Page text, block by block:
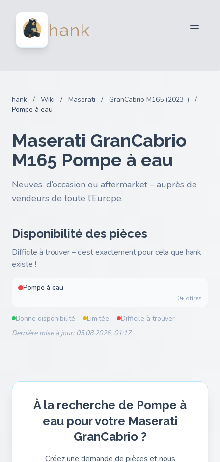
hank
hank / Wiki / Maserati / GranCabrio M165 (2023–)
/
Pompe à eau
Maserati GranCabrio
M165 Pompe à eau
Neuves, d’occasion ou aftermarket – auprès de
vendeurs de toute l’Europe.
Disponibilité des pièces
Difficile à trouver – c’est exactement pour cela que hank
existe !
Pompe à eau
0+ offres
Bonne disponibilité Limitée
Difficile à trouver
Dernière mise à jour: 05.08.2026, 01:17
À la recherche de Pompe à
eau pour votre Maserati
GranCabrio ?
Créez une demande de pièces et nous